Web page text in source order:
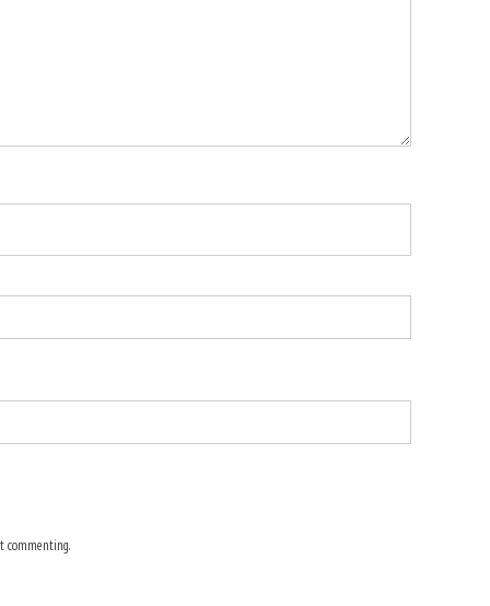
commenting.